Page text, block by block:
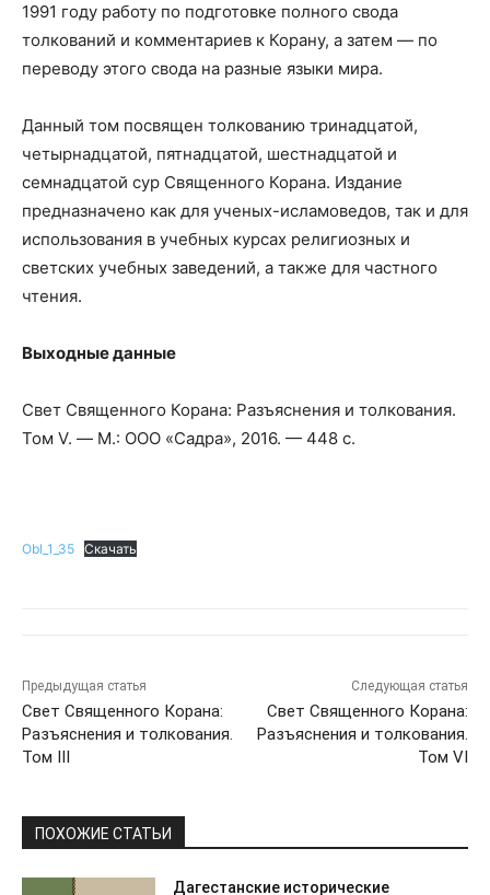
1991 году работу по подготовке полного свода
толкований и комментариев к Корану, а затем — по
переводу этого свода на разные языки мира.
Данный том посвящен толкованию тринадцатой,
четырнадцатой, пятнадцатой, шестнадцатой и
семнадцатой сур Священного Корана. Издание
предназначено как для ученых-исламоведов, так и для
использования в учебных курсах религиозных и
светских учебных заведений, а также для частного
чтения.
Выходные данные
Свет Священного Корана: Разъяснения и толкования.
Том V. — М.: ООО «Садра», 2016. — 448 с.
Obl_1_35 Скачать
Предыдущая статья
Свет Священного Корана:
Разъяснения и толкования.
Том III
Следующая статья
Свет Священного Корана:
Разъяснения и толкования.
Том VI
ПОХОЖИЕ СТАТЬИ
Дагестанские исторические